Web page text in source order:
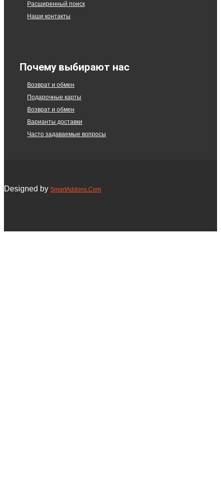
Расширенный поиск
Наши контакты
Почему выбирают нас
Возврат и обмен
Подарочные карты
Возврат и обмен
Варианты доставки
Часто задаваемые вопросы
Designed by SmartAddons.Com